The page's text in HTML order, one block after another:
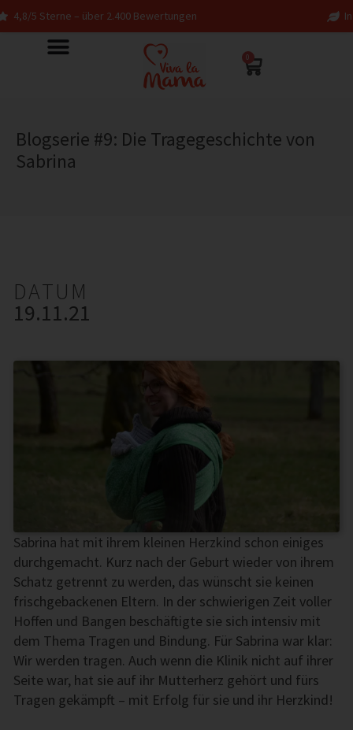
In Deutschland entworfen – fair in
0
Blogserie #9: Die Tragegeschichte von
Sabrina
DATUM
19.11.21
Sabrina hat mit ihrem kleinen Herzkind schon einiges
durchgemacht. Kurz nach der Geburt wieder von ihrem
Schatz getrennt zu werden, das wünscht sie keinen
frischgebackenen Eltern. In der schwierigen Zeit voller
Hoffen und Bangen beschäftigte sie sich intensiv mit
dem Thema Tragen und Bindung. Für Sabrina war klar:
Wir werden tragen. Auch wenn die Klinik nicht auf ihrer
Seite war, hat sie auf ihr Mutterherz gehört und fürs
Tragen gekämpft – mit Erfolg für sie und ihr Herzkind!